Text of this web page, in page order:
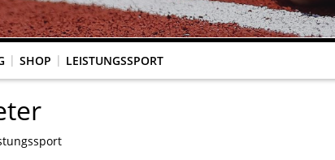
SHOP LEISTUNGSSPORT